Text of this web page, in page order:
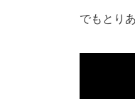
でもとり